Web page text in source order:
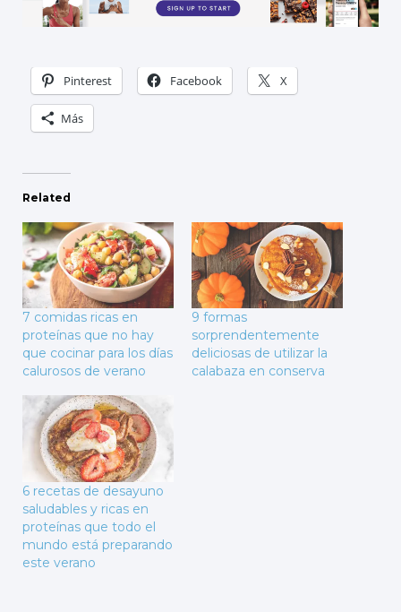
Pinterest Facebook X
Más
Related
7 comidas ricas en
proteínas que no hay
que cocinar para los días
calurosos de verano
9 formas
sorprendentemente
deliciosas de utilizar la
calabaza en conserva
6 recetas de desayuno
saludables y ricas en
proteínas que todo el
mundo está preparando
este verano